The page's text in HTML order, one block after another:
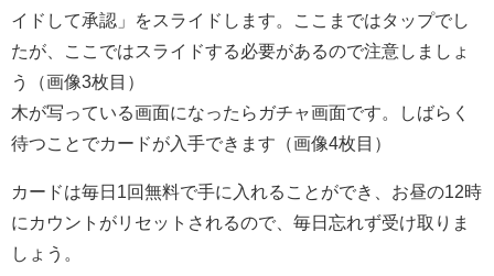
イドして承認」をスライドします。ここまではタップでし
たが、ここではスライドする必要があるので注意しましょ
う（画像3枚目）
木が写っている画面になったらガチャ画面です。しばらく
待つことでカードが入手できます（画像4枚目）
カードは毎日1回無料で手に入れることができ、お昼の12時
にカウントがリセットされるので、毎日忘れず受け取りま
しょう。